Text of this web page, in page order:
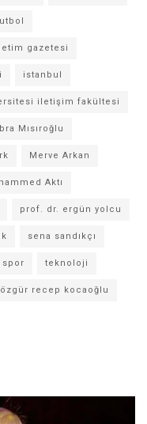
gazetesi
istanbul
iletişim fakültesi
Mısıroğlu
Merve Arkan
Aktı
prof. dr. ergün yolcu
sena sandıkçı
spor teknoloji
özgür recep kocaoğlu